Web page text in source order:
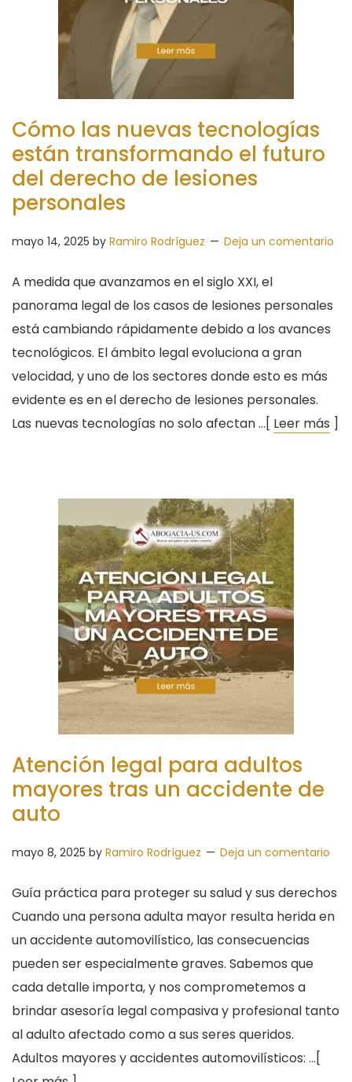
Cómo las nuevas tecnologías
están transformando el futuro
del derecho de lesiones
personales
mayo 14, 2025 by Ramiro Rodríguez Deja un comentario
A medida que avanzamos en el siglo XXI, el
panorama legal de los casos de lesiones personales
está cambiando rápidamente debido a los avances
tecnológicos. El ámbito legal evoluciona a gran
velocidad, y uno de los sectores donde esto es más
evidente es en el derecho de lesiones personales.
Las nuevas tecnologías no solo afectan …[ Leer más ]
Atención legal para adultos
mayores tras un accidente de
auto
mayo 8, 2025 by Ramiro Rodríguez Deja un comentario
Guía práctica para proteger su salud y sus derechos
Cuando una persona adulta mayor resulta herida en
un accidente automovilístico, las consecuencias
pueden ser especialmente graves. Sabemos que
cada detalle importa, y nos comprometemos a
brindar asesoría legal compasiva y profesional tanto
al adulto afectado como a sus seres queridos.
Adultos mayores y accidentes automovilísticos: …[